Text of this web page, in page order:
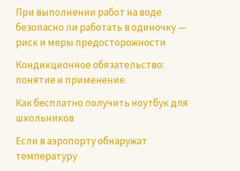
При выполнении работ на воде
безопасно ли работать в одиночку —
риск и меры предосторожности
Кондикционное обязательство:
понятие и применение.
Как бесплатно получить ноутбук для
школьников
Если в аэропорту обнаружат
температуру